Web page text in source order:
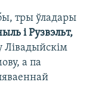
тры ўладары
і Рузвэльт,
Лівадыйскім
а па